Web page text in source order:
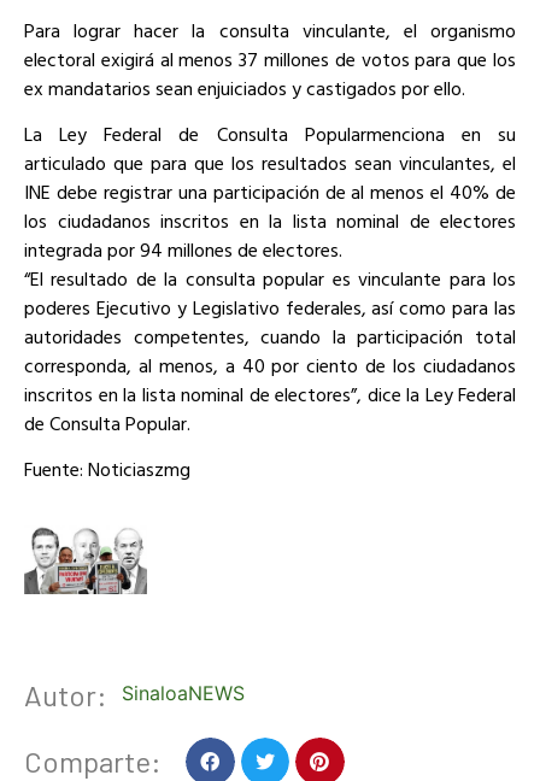
Para lograr hacer la consulta vinculante, el organismo
electoral exigirá al menos 37 millones de votos para que los
ex mandatarios sean enjuiciados y castigados por ello.
La Ley Federal de Consulta Popularmenciona en su
articulado que para que los resultados sean vinculantes, el
INE debe registrar una participación de al menos el 40% de
los ciudadanos inscritos en la lista nominal de electores
integrada por 94 millones de electores.
“El resultado de la consulta popular es vinculante para los
poderes Ejecutivo y Legislativo federales, así como para las
autoridades competentes, cuando la participación total
corresponda, al menos, a 40 por ciento de los ciudadanos
inscritos en la lista nominal de electores”, dice la Ley Federal
de Consulta Popular.
Fuente: Noticiaszmg
Autor: SinaloaNEWS
Comparte: